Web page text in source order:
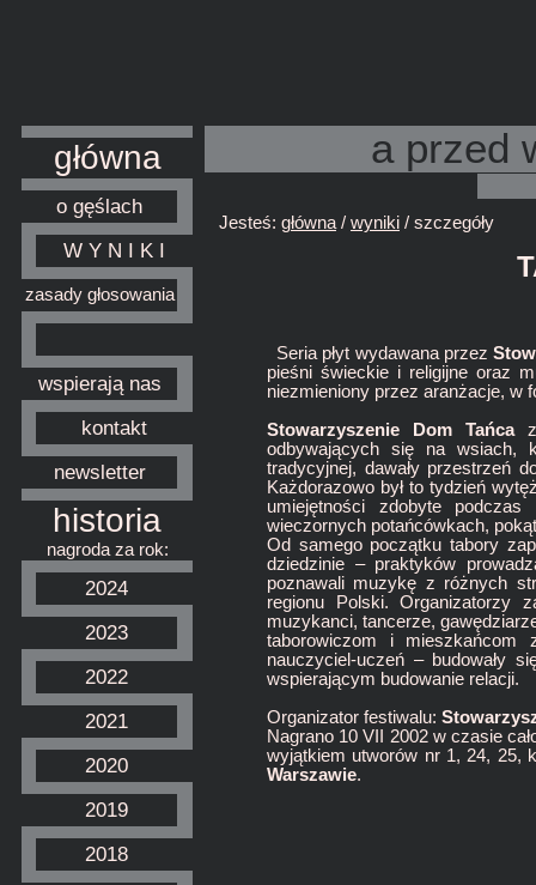
główna
o gęślach
W Y N I K I
zasady głosowania
wspierają nas
kontakt
newsletter
historia
nagroda za rok:
2024
2023
2022
2021
2020
2019
2018
a przed
Jesteś: główna / wyniki / szczegóły
Seria płyt wydawana przez
pieśni świeckie i religijne oraz
niezmieniony przez aranżacje, w
Stowarzyszenie Dom Tańca
odbywających się na wsiach,
tradycyjnej, dawały przestrzeń
Każdorazowo był to tydzień
umiejętności zdobyte
wieczornych potańcówkach,
Od samego początku tabory
dziedzinie – praktyków
poznawali muzykę z różnych
regionu Polski. Organizatorzy
muzykanci, tancerze,
taborowiczom i mieszkańcom
nauczyciel-uczeń – budowały
wspierającym budowanie relacji.
Organizator festiwalu:
Nagrano 10 VII 2002 w czasie
wyjątkiem utworów nr 1, 24, 25,
Warszawie.